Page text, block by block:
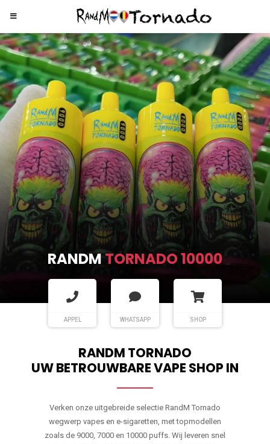
RANDMTORNADO 9000
APPEL WHATSAPP SHOP
RANDM TORNADO
UW BETROUWBARE VAPE SHOP IN
Verken onze uitgebreide selectie RandM Tornado
wegwerp vapes en e-sigaretten, met topmodellen
zoals de 9000, 7000 en 10000 puffs. Wij leveren snel